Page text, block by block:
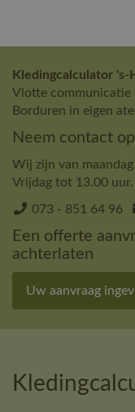
Kledingcalculator 's-
Vlotte communicatie
Borduren in eigen
Neem contact
Wij zijn van
Vrijdag tot 13.00 uur.
073 - 851 64 96
Een offerte
achterlaten
Uw aanvraag